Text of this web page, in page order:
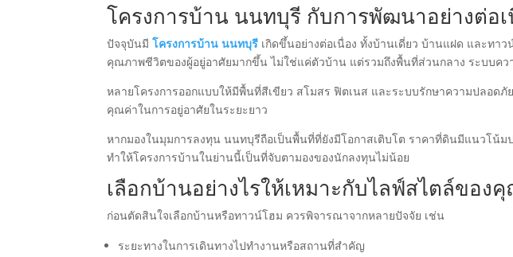
โครงการบ้าน นนทบุรี กับการพัฒนาอย่างต่อเ
ปัจจุบันมีโครงการบ้าน นนทบุรี เกิดขึ้นอย่างต่อเนื่อง ทั้งบ้านเดี่ยว บ้านแฝด และท
คุณภาพชีวิตของผู้อยู่อาศัยมากขึ้น ไม่ใช่แค่ตัวบ้าน แต่รวมถึงพื้นที่ส่วนกลาง ระบบค
หลายโครงการออกแบบให้มีพื้นที่สีเขียว สโมสร ฟิตเนส และระบบรักษาความปลอดภั
คุณค่าในการอยู่อาศัยในระยะยาว
หากมองในมุมการลงทุน นนทบุรีถือเป็นพื้นที่ที่ยังมีโอกาสเติบโต ราคาที่ดินมีแนวโน้
ทำให้โครงการบ้านในย่านนี้เป็นที่จับตามองของนักลงทุนไม่น้อย
เลือกบ้านอย่างไรให้เหมาะกับไลฟ์สไตล์ของ
ก่อนตัดสินใจเลือกบ้านหรือทาวน์โฮม ควรพิจารณาจากหลายปัจจัย เช่น
ระยะทางในการเดินทางไปทำงานหรือสถานที่สำคัญ